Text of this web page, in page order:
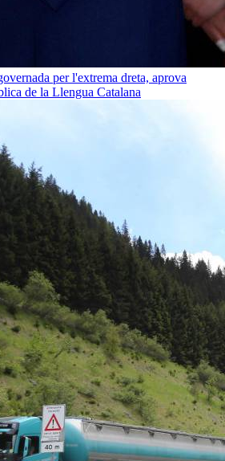
per l'extrema dreta, aprova
de la Llengua Catalana